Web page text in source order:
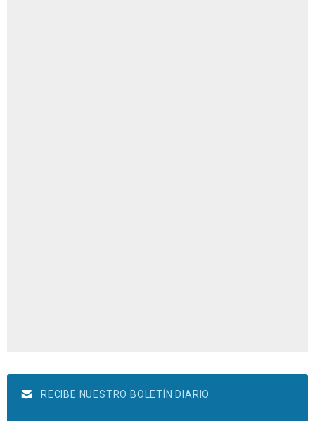
RECIBE NUESTRO BOLETÍN DIARIO